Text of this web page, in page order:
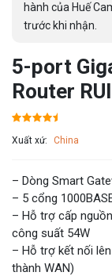
hành của Huế
trước khi nhận.
5-port
Router
Xuất xứ: China
– Dòng Smart
– 5 cổng
– Hỗ trợ cấp
công suất 54W
– Hỗ trợ kết nối
thành WAN)